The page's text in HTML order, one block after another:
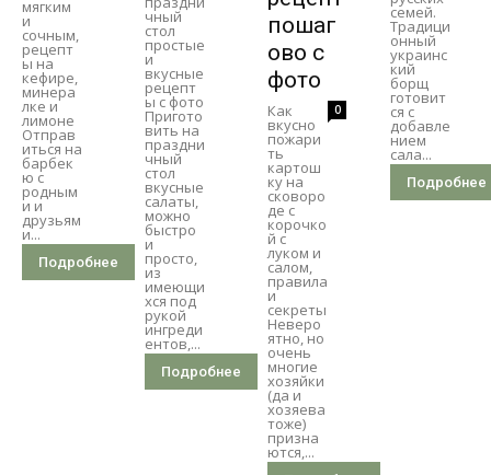
мягким
и
сочным,
рецепт
ы на
кефире,
минера
лке и
лимоне
Отправ
иться на
барбек
ю с
родным
и и
друзьям
и...
Подробнее
чный
стол
простые
и
вкусные
рецепт
ы с фото
Пригото
вить на
праздни
чный
стол
вкусные
салаты,
можно
быстро
и
просто,
из
имеющи
хся под
рукой
ингреди
ентов,...
Подробнее
пошаг
ово с
фото
0
Как
вкусно
пожари
ть
картош
ку на
сковоро
де с
корочко
й с
луком и
салом,
правила
и
секреты
Неверо
ятно, но
очень
многие
хозяйки
(да и
хозяева
тоже)
призна
ются,...
семей.
Традици
онный
украинс
кий
борщ
готовит
ся с
добавле
нием
сала...
Подробнее